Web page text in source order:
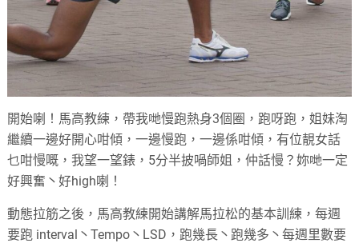
開始喇！馬高教練，帶我哋慢跑熱身3個圈，跑呀跑，姐妹淘
繼續一邊好開心咁傾，一邊慢跑，一邊係咁傾，有位靚女話
乜咁慢嘅，我望一望錶，5分半披喎師姐，仲話慢？妳哋一定
好興奮丶好high喇！
動態拉筋之後，馬高教練開始講解馬拉松的基本訓練，每週
要跑 interval丶Tempo丶LSD，跑幾長丶跑幾多丶每週里數要